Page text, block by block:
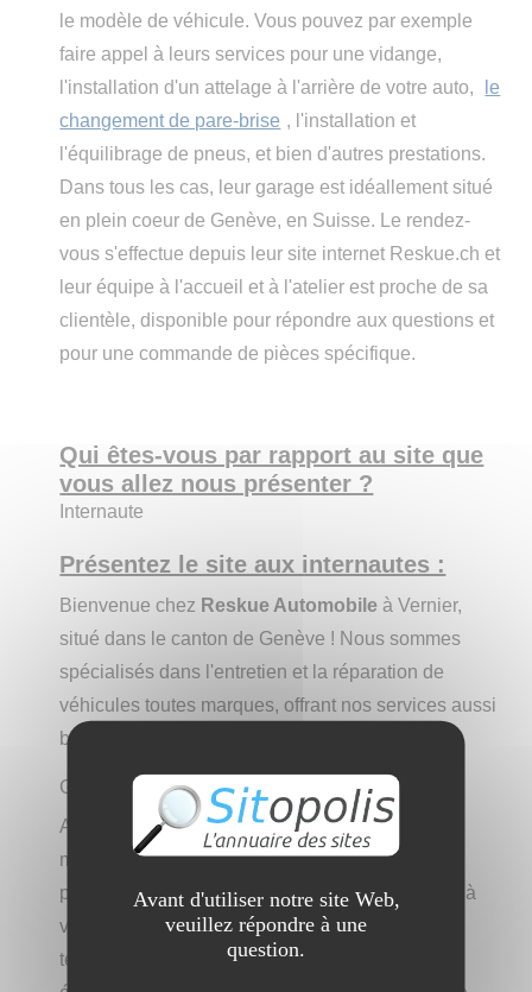
le modèle de véhicule. Vous pouvez par exemple
faire appel à leurs services pour une vidange,
l'installation d'un attelage à l'arrière de votre auto,
le
changement de pare-brise , l'installation et
l'équilibrage de pneus, et bien d'autres prestations.
Dans tous les cas, leur garage est idéallement situé
en plein coeur de Genève, en Suisse. Le rendez-
vous s'effectue depuis leur site internet Reskue.ch et
leur équipe à l'accueil et à l'atelier est proche de sa
clientèle, disponible pour répondre aux questions et
pour une commande de pièces spécifique.
Qui êtes-vous par rapport au site que
vous allez nous présenter ?
Internaute
Présentez le site aux internautes :
Bienvenue chez Reskue Automobile à Vernier,
situé dans le canton de Genève ! Nous sommes
spécialisés dans l'entretien et la réparation de
véhicules toutes marques, offrant nos services aussi
bien aux particuliers qu'aux professionnels.
Garage auto à Genève
Avec des années d'expérience en tant que
mécaniciens à Genève, notre équipe est
parfaitement équipée pour répondre rapidement à
vos besoins de réparation automobile. Contrôle
technique, entretien, réparation, montage et
Avant d'utiliser notre site Web,
veuillez répondre à une
question.